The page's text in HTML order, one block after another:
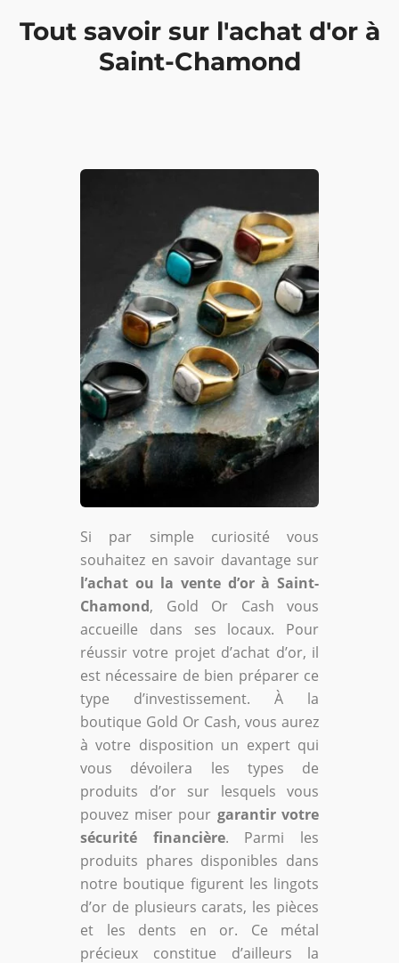
Tout savoir sur l'achat d'or à
Saint-Chamond
Si par simple curiosité vous
souhaitez en savoir davantage sur
l’achat ou la vente d’or à Saint-
Chamond, Gold Or Cash vous
accueille dans ses locaux. Pour
réussir votre projet d’achat d’or, il
est nécessaire de bien préparer ce
type d’investissement. À la
boutique Gold Or Cash, vous aurez
à votre disposition un expert qui
vous dévoilera les types de
produits d’or sur lesquels vous
pouvez miser pour garantir votre
sécurité financière. Parmi les
produits phares disponibles dans
notre boutique figurent les lingots
d’or de plusieurs carats, les pièces
et les dents en or. Ce métal
précieux constitue d’ailleurs la